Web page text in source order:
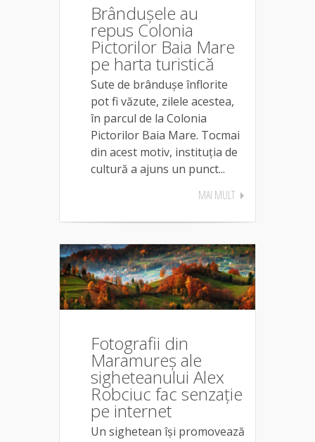
Brândușele au
repus Colonia
Pictorilor Baia Mare
pe harta turistică
Sute de brândușe înflorite
pot fi văzute, zilele acestea,
în parcul de la Colonia
Pictorilor Baia Mare. Tocmai
din acest motiv, instituția de
cultură a ajuns un punct...
MAI MULT
Fotografii din
Maramureș ale
sigheteanului Alex
Robciuc fac senzație
pe internet
Un sighetean își promovează